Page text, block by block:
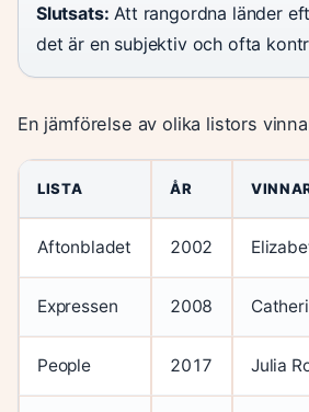
Slutsats: Att rangordna länder
det är en subjektiv och ofta
En jämförelse av olika listors
LISTA ÅR
Aftonbladet 2002
Expressen 2008
People 2017 Julia